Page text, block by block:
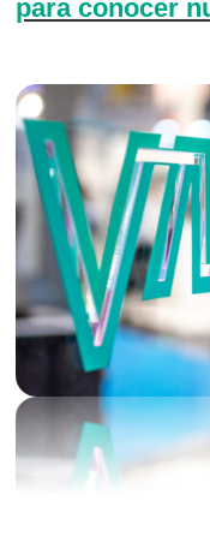
para conocer